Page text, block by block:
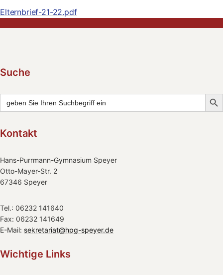
Elternbrief-21-22.pdf
Suche
Search
for:
Kontakt
Hans-Purrmann-Gymnasium Speyer
Otto-Mayer-Str. 2
67346 Speyer
Tel.: 06232 141640
Fax: 06232 141649
E-Mail: sekretariat@hpg-speyer.de
Wichtige Links